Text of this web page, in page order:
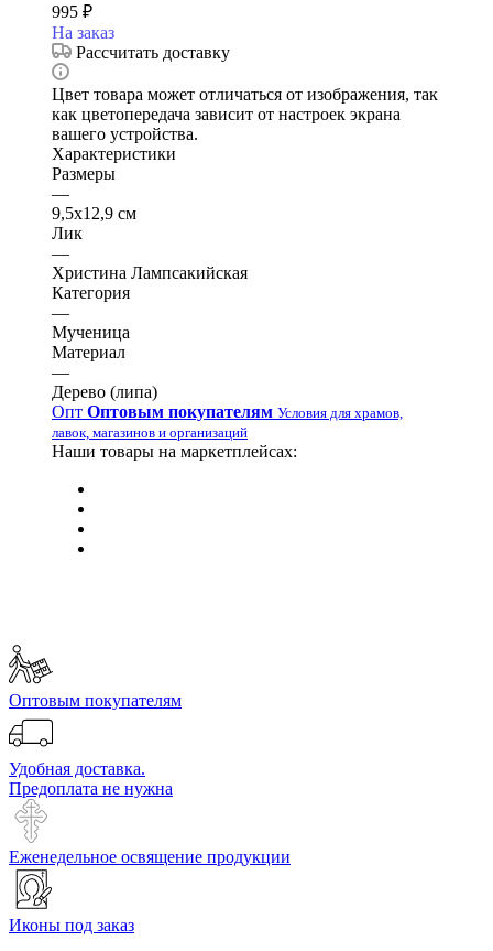
995 ₽
На заказ
Рассчитать доставку
Цвет товара может отличаться от изображения, так
как цветопередача зависит от настроек экрана
вашего устройства.
Характеристики
Размеры
—
9,5х12,9 см
Лик
—
Христина Лампсакийская
Категория
—
Мученица
Материал
—
Дерево (липа)
Опт Оптовым покупателям Условия для храмов,
лавок, магазинов и организаций
Наши товары на маркетплейсах:
Оптовым покупателям
Удобная доставка.
Предоплата не нужна
Еженедельное освящение продукции
Иконы под заказ